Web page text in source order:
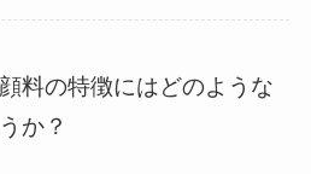
料の特徴にはどのような
か？